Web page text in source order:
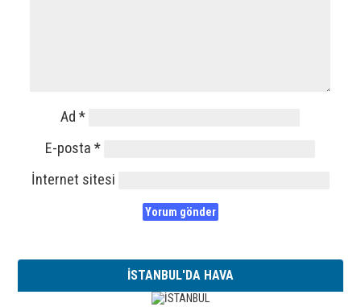
Ad*
E-posta*
İnternet sitesi
İSTANBUL'DA HAVA